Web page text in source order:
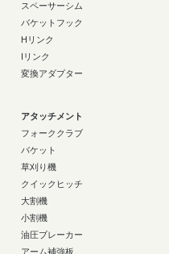
スペーサーシム
バケットフック
Hリンク
Iリンク
変換アダプター
アタッチメント
フォーククラブ
バケット
草刈り機
クイックヒッチ
大割機
小割機
油圧ブレーカー
アーム補強板